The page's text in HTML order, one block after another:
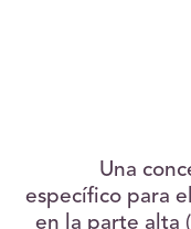
Una
específico para
en la parte alta